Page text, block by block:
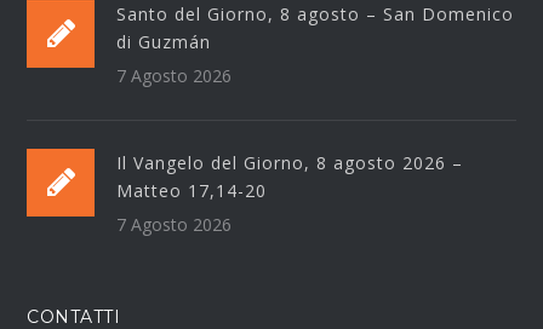
Santo del Giorno, 8 agosto – San Domenico
di Guzmán
7 Agosto 2026
Il Vangelo del Giorno, 8 agosto 2026 –
Matteo 17,14-20
7 Agosto 2026
CONTATTI